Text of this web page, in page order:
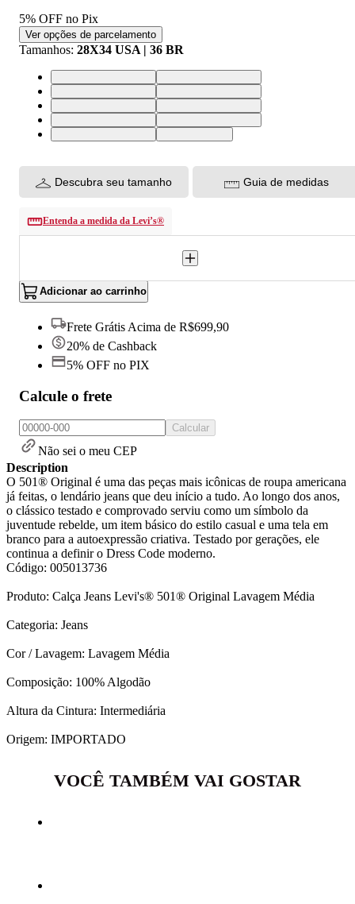
5% OFF no Pix
Ver opções de parcelamento
Tamanhos: 28X34 USA | 36 BR
28X34 USA | 36 BR30X34 USA | 38 BR
32X34 USA | 40 BR33X34 USA | 42 BR
34X34 USA | 44 BR36X34 USA | 46 BR
40X34 USA | 50 BR42X34 USA | 52 BR
44X34 USA | 54 BR38X34 | 48 BR
Descubra seu tamanho Guia de medidas
Entenda a medida da Levi’s®
Adicionar ao carrinho
Frete Grátis Acima de R$699,90
20% de Cashback
5% OFF no PIX
Calcule o frete
Calcular
Não sei o meu CEP
Description
O 501® Original é uma das peças mais icônicas de roupa americana
já feitas, o lendário jeans que deu início a tudo. Ao longo dos anos,
o clássico testado e comprovado serviu como um símbolo da
juventude rebelde, um item básico do estilo casual e uma tela em
branco para a autoexpressão criativa. Testado por gerações, ele
continua a definir o Dress Code moderno.
Código: 005013736
Produto: Calça Jeans Levi's® 501® Original Lavagem Média
Categoria: Jeans
Cor / Lavagem: Lavagem Média
Composição: 100% Algodão
Altura da Cintura: Intermediária
Origem: IMPORTADO
VOCÊ TAMBÉM VAI GOSTAR